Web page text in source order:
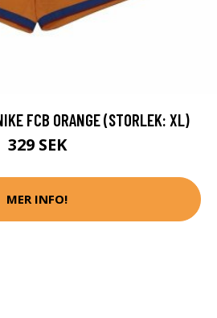
FCB ORANGE (STORLEK: XL)
329 SEK
MER INFO!